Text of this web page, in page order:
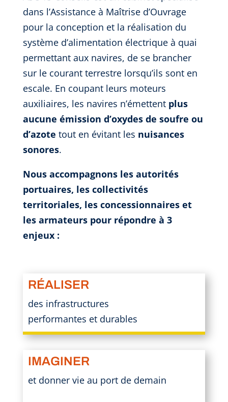
dans l’Assistance à Maîtrise d’Ouvrage
pour la conception et la réalisation du
système d’alimentation électrique à quai
permettant aux navires, de se brancher
sur le courant terrestre lorsqu’ils sont en
escale. En coupant leurs moteurs
auxiliaires, les navires n’émettent plus
aucune émission d’oxydes de soufre ou
d’azote tout en évitant les nuisances
sonores.
Nous accompagnons les autorités
portuaires, les collectivités
territoriales, les concessionnaires et
les armateurs pour répondre à 3
enjeux :
RÉALISER
des infrastructures
performantes et durables
IMAGINER
et donner vie au port de demain